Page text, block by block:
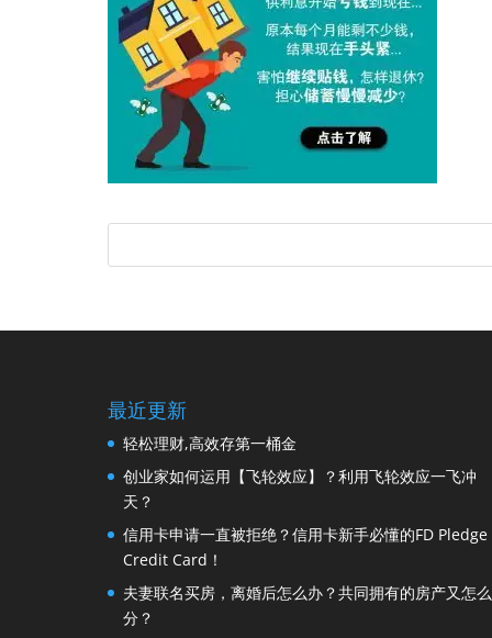
最近更新
轻松理财,高效存第一桶金
创业家如何运用【飞轮效应】？利用飞轮效应一飞冲
天？
信用卡申请一直被拒绝？信用卡新手必懂的FD Pledge
Credit Card！
夫妻联名买房，离婚后怎么办？共同拥有的房产又怎么
分？